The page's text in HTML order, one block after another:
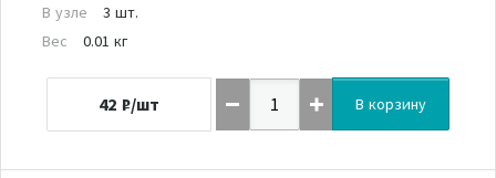
В узле
3 шт.
Вес
0.01 кг
42 ₽/шт В корзину